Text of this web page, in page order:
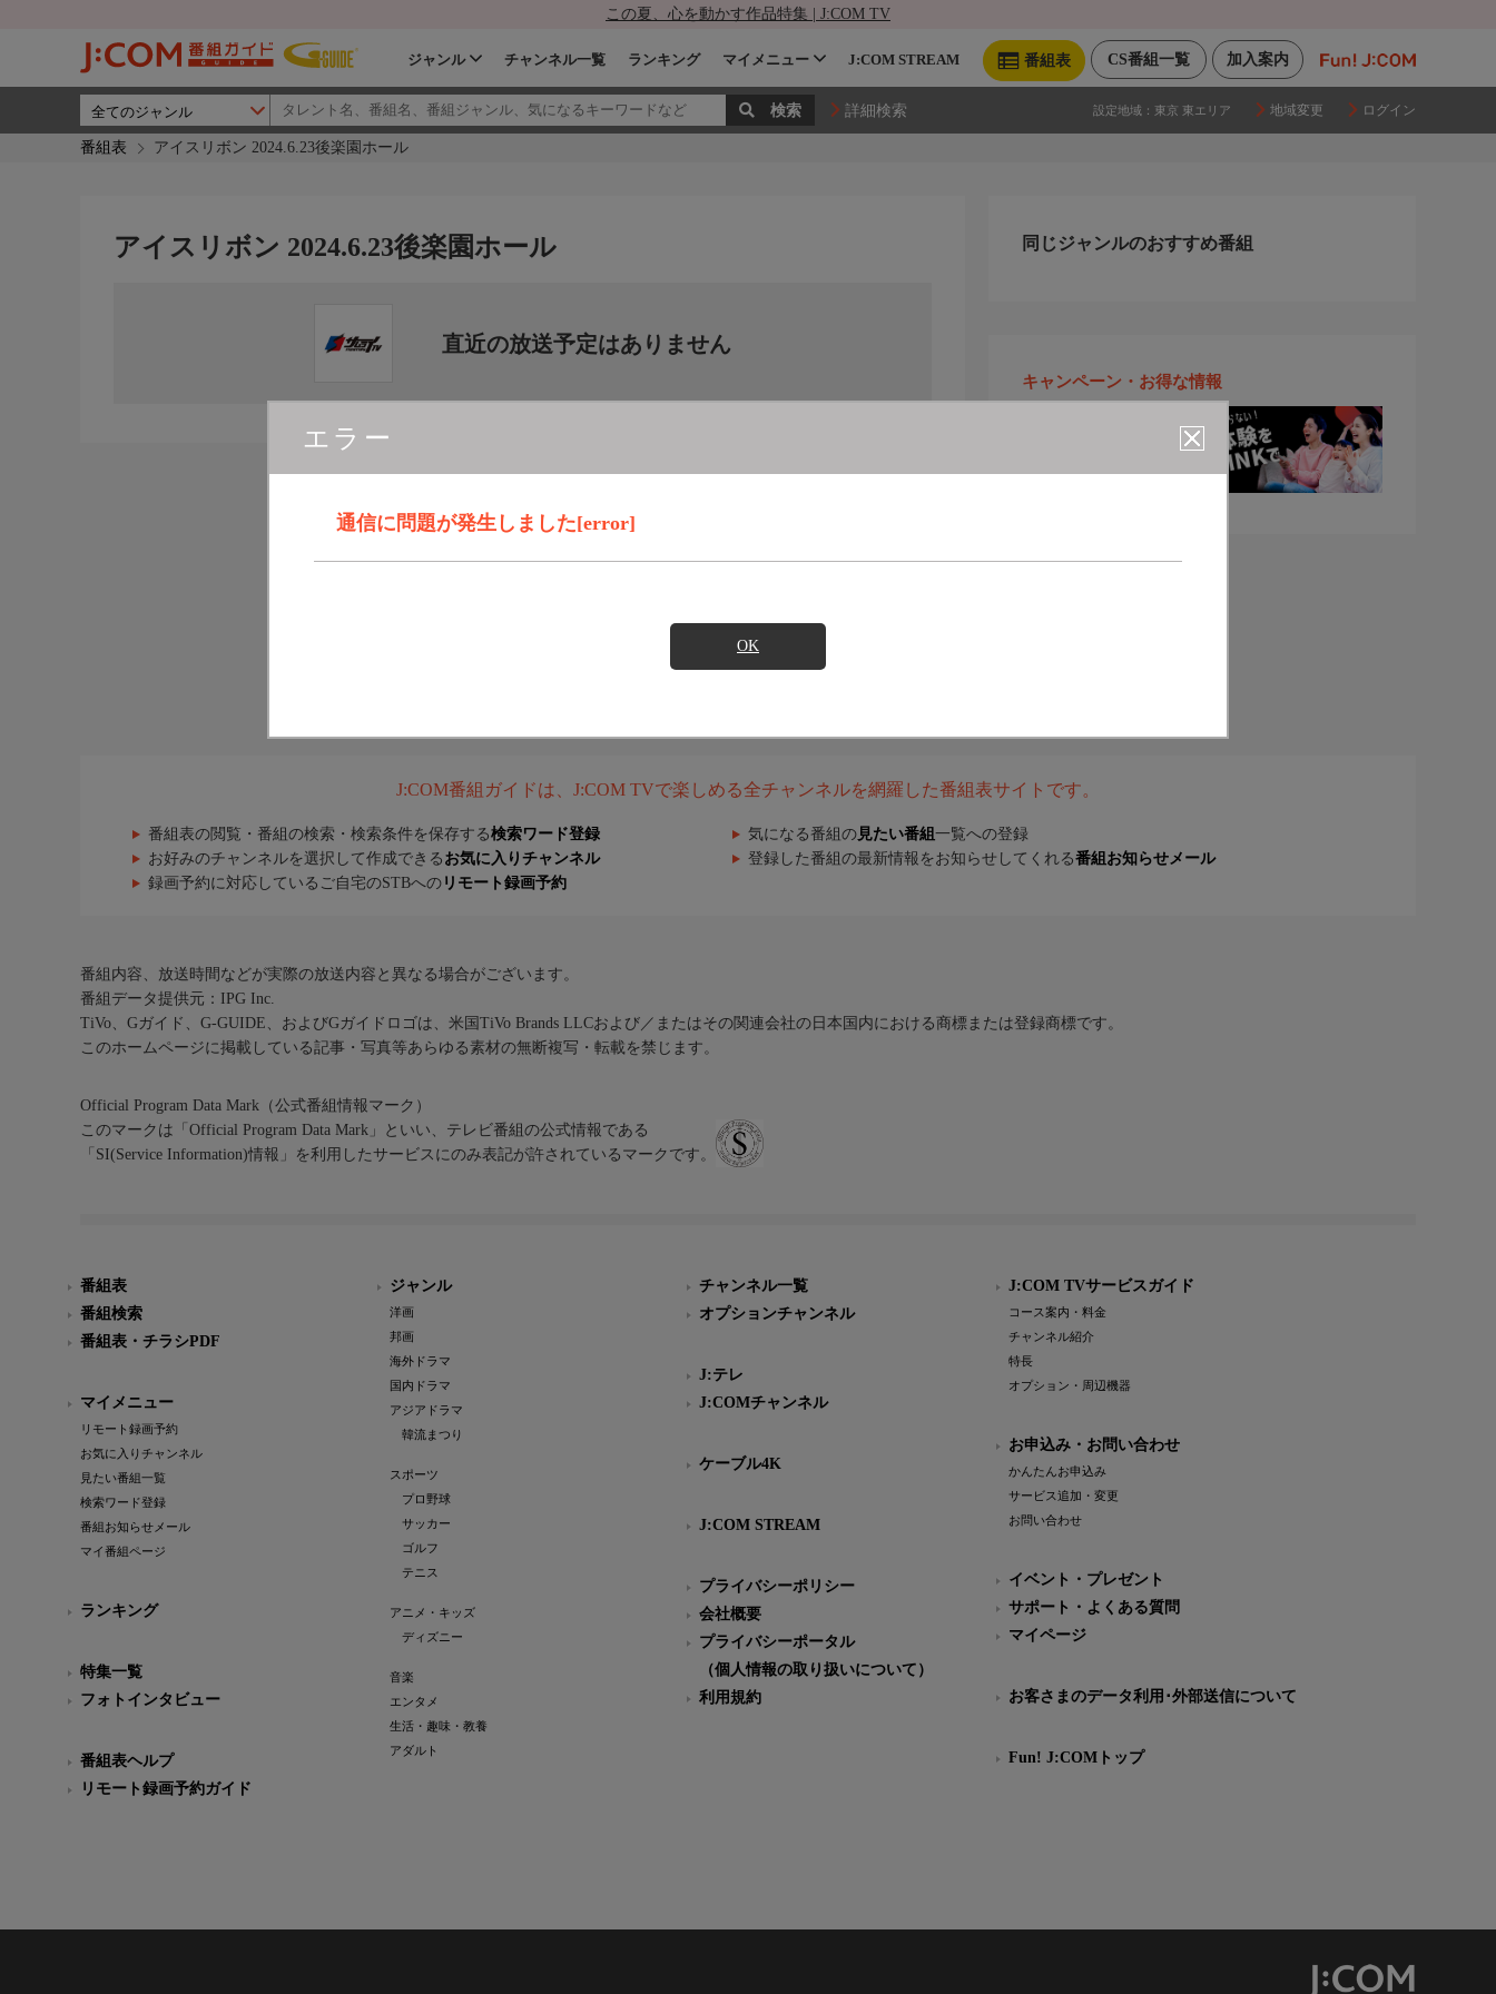
この夏、心を動かす作品特集 | J:COM TV
加入案内
CS番組一覧
番組表
ジャンル チャンネル一覧 ランキング マイメニュー J:COM STREAM
詳細検索 設定地域： 東京 東エリア 地域変更 ログイン
番組表 アイスリボン 2024.6.23後楽園ホール
エラー
通信に問題が発生しました[error]
OK
アイスリボン 2024.6.23後楽園ホール
直近の放送予定はありません
同じジャンルのおすすめ番組
キャンペーン・お得な情報
J:COM番組ガイドは、J:COM TVで楽しめる全チャンネルを網羅した番組表サイトです。
番組表の閲覧・番組の検索・検索条件を保存する検索ワード登録 気になる番組の 見たい番組 一覧への登録
お好みのチャンネルを選択して作成できる お気に入りチャンネル 登録した番組の最新情報をお知らせしてくれる番組お知らせメール
録画予約に対応しているご自宅のSTBへの リモート録画予約
番組内容、放送時間などが実際の放送内容と異なる場合がございます。
番組データ提供元：IPG Inc.
TiVo、Gガイド、G-GUIDE、およびGガイドロゴは、米国TiVo Brands LLCおよび／またはその関連会社の日本国内における商標または登録商標です。
このホームページに掲載している記事・写真等あらゆる素材の無断複写・転載を禁じます。
Official Program Data Mark（公式番組情報マーク）
このマークは「Official Program Data Mark」といい、テレビ番組の公式情報である
「SI(Service Information)情報」を利用したサービスにのみ表記が許されているマークです。
番組表
番組検索
番組表・チラシPDF
マイメニュー
リモート録画予約
お気に入りチャンネル
見たい番組一覧
検索ワード登録
番組お知らせメール
マイ番組ページ
ランキング
特集一覧
フォトインタビュー
番組表ヘルプ
リモート録画予約ガイド
ジャンル
洋画
邦画
海外ドラマ
国内ドラマ
アジアドラマ
韓流まつり
スポーツ
プロ野球
サッカー
ゴルフ
テニス
アニメ・キッズ
ディズニー
音楽
エンタメ
生活・趣味・教養
アダルト
チャンネル一覧
オプションチャンネル
J:テレ
J:COMチャンネル
ケーブル4K
J:COM STREAM
プライバシーポリシー
会社概要
プライバシーポータル
（個人情報の取り扱いについて）
利用規約
J:COM TVサービスガイド
コース案内・料金
チャンネル紹介
特長
オプション・周辺機器
お申込み・お問い合わせ
かんたんお申込み
サービス追加・変更
お問い合わせ
イベント・プレゼント
サポート・よくある質問
マイページ
お客さまのデータ利用･外部送信について
Fun! J:COMトップ